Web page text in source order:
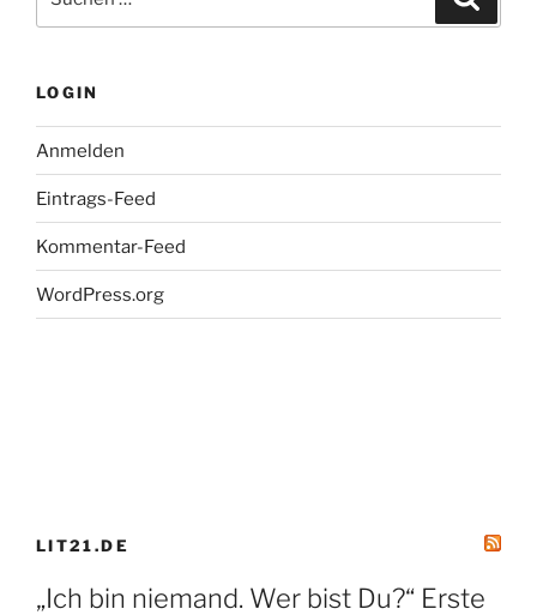
nach:
LOGIN
Anmelden
Eintrags-Feed
Kommentar-Feed
WordPress.org
LIT21.DE
„Ich bin niemand. Wer bist Du?“ Erste